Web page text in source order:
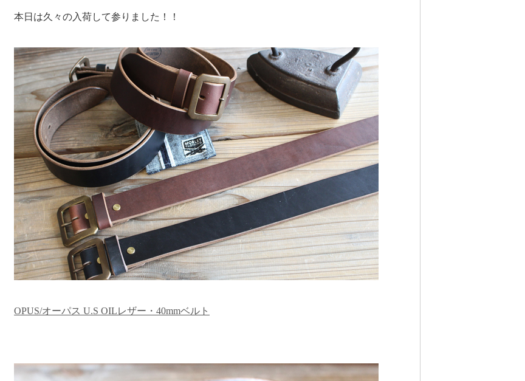
本日は久々の入荷して参りました！！
OPUS/オーパス U.S OILレザー・40mmベルト